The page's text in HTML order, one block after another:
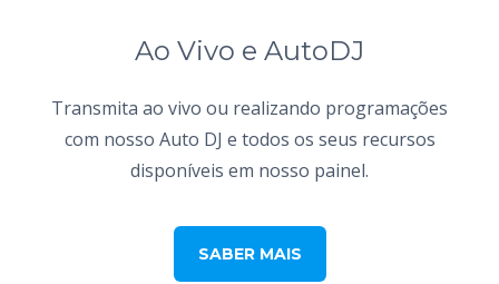
Ao Vivo e AutoDJ
Transmita ao vivo ou realizando programações
com nosso Auto DJ e todos os seus recursos
disponíveis em nosso painel.
SABER MAIS